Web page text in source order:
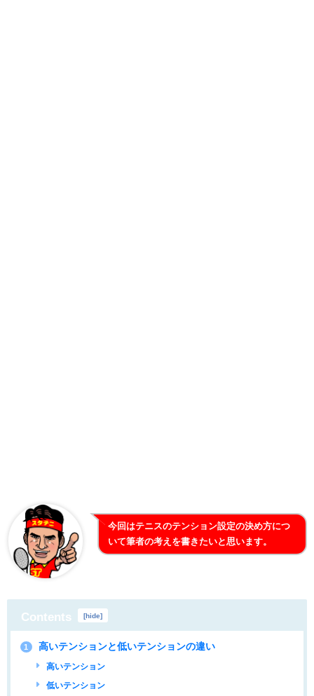
今回はテニスのテンション設定の決め方につ
いて筆者の考えを書きたいと思います。
Contents [hide]
1 高いテンションと低いテンションの違い
高いテンション
低いテンション